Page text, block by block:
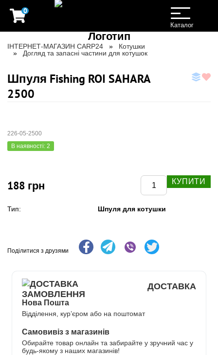
0
Toggle
navigation
Каталог
ІНТЕРНЕТ-МАГАЗИН CARP24
Котушки
Догляд та запасні частини для котушок
Шпуля Fishing ROI SAHARA
2500
226-05-2500
В наявності: 2
188 грн КУПИТИ
Тип: Шпуля для котушки
Поділитися з друзями
ДОСТАВКА
Нова Пошта
Відділення, кур’єром або на поштомат
Самовивіз з магазинів
Обирайте товар онлайн та забирайте у зручний час у
будь-якому з наших магазинів!